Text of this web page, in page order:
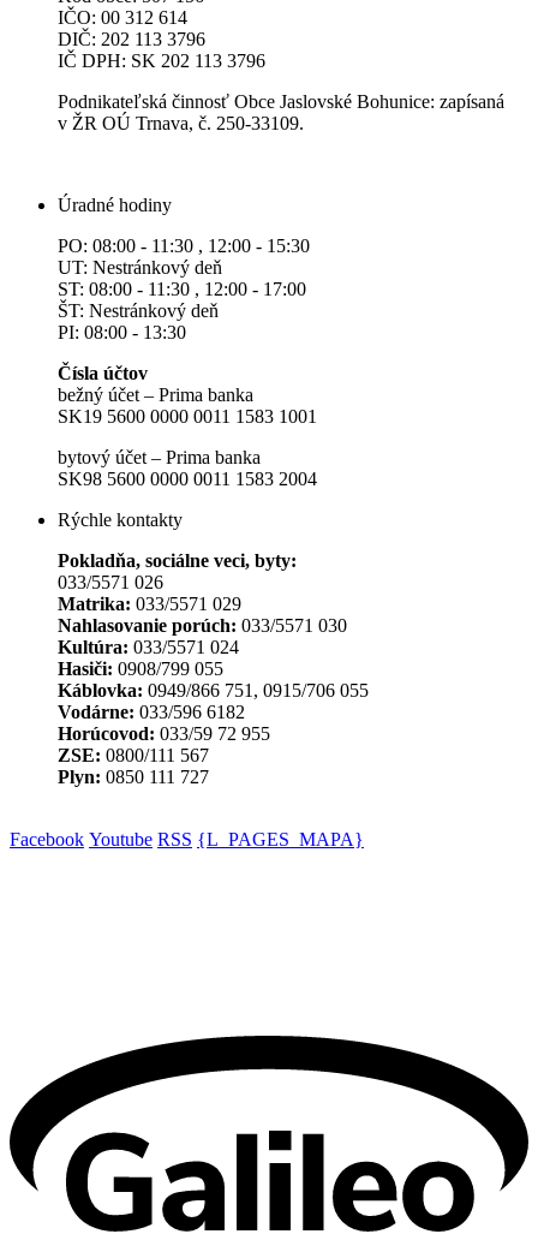
IČO: 00 312 614
DIČ: 202 113 3796
IČ DPH: SK 202 113 3796
Podnikateľská činnosť Obce Jaslovské Bohunice: zapísaná
v ŽR OÚ Trnava, č. 250-33109.
Úradné hodiny
PO: 08:00 - 11:30 , 12:00 - 15:30
UT: Nestránkový deň
ST: 08:00 - 11:30 , 12:00 - 17:00
ŠT: Nestránkový deň
PI: 08:00 - 13:30
Čísla účtov
bežný účet – Prima banka
SK19 5600 0000 0011 1583 1001
bytový účet – Prima banka
SK98 5600 0000 0011 1583 2004
Rýchle kontakty
Pokladňa, sociálne veci, byty:
033/5571 026
Matrika: 033/5571 029
Nahlasovanie porúch: 033/5571 030
Kultúra: 033/5571 024
Hasiči: 0908/799 055
Káblovka: 0949/866 751, 0915/706 055
Vodárne: 033/596 6182
Horúcovod: 033/59 72 955
ZSE: 0800/111 567
Plyn: 0850 111 727
Facebook Youtube RSS {L_PAGES_MAPA}